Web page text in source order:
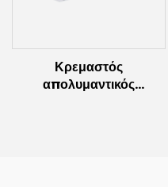
Κρεμαστός
απολυμαντικός